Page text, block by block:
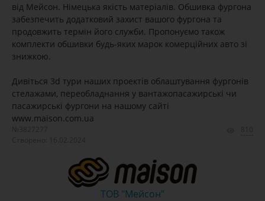
від Мейсон. Німецька якість матеріалів. Обшивка фургона
забезпечить додатковий захист вашого фургона та
продовжить термін його служби. Пропонуємо також
комплекти обшивки будь-яких марок комерційних авто зі
знижкою.
Дивіться 3d тури наших проектів облаштування фургонів
стелажами, переобладнання у вантажопасажирські чи
пасажирські фургони на нашому сайті
www.maison.com.ua
ТОВ "Мейсон"